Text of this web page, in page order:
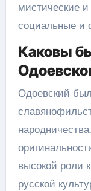
мистические
социальные и
Каковы
Одоевский
высокой роли
русской